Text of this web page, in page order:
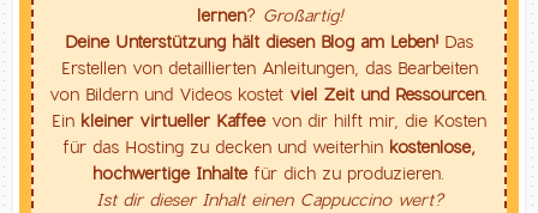
lernen? Großartig!
Deine Unterstützung hält diesen Blog am Leben! Das
Erstellen von detaillierten Anleitungen, das Bearbeiten
von Bildern und Videos kostet viel Zeit und Ressourcen.
Ein kleiner virtueller Kaffeevon dir hilft mir, die Kosten
für das Hosting zu decken und weiterhin kostenlose,
hochwertige Inhaltefür dich zu produzieren.
Ist dir dieser Inhalt einen Cappuccino wert?